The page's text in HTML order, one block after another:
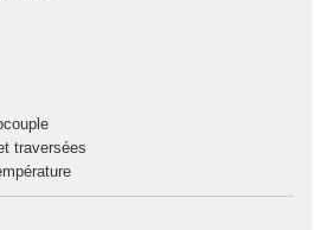
traversées